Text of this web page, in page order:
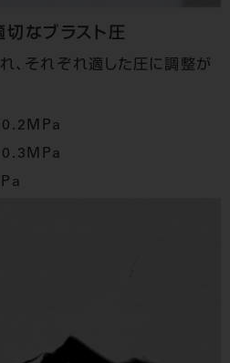
なブラスト圧
、それぞれ適した圧に調整が